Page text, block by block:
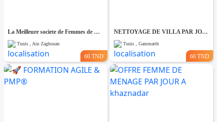
La Meilleure societe de Femmes de Ménage A Ain zaghouane
Tunis , Ain Zaghouan
60 TND
NETTOYAGE DE VILLA PAR JOUR A Gammarth
Tunis , Gammarth
60 TND